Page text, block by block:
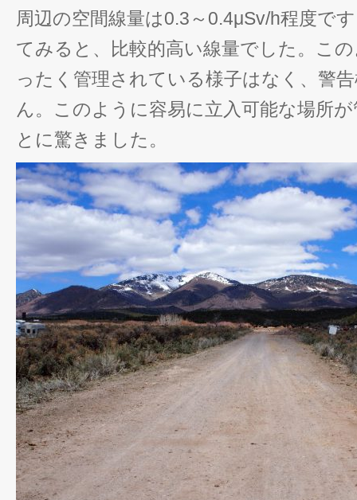
周辺の空間線量は0.3～0.4μSv/h程度で
てみると、比較的高い線量でした。こ
ったく管理されている様子はなく、警
ん。このように容易に立入可能な場所
とに驚きました。